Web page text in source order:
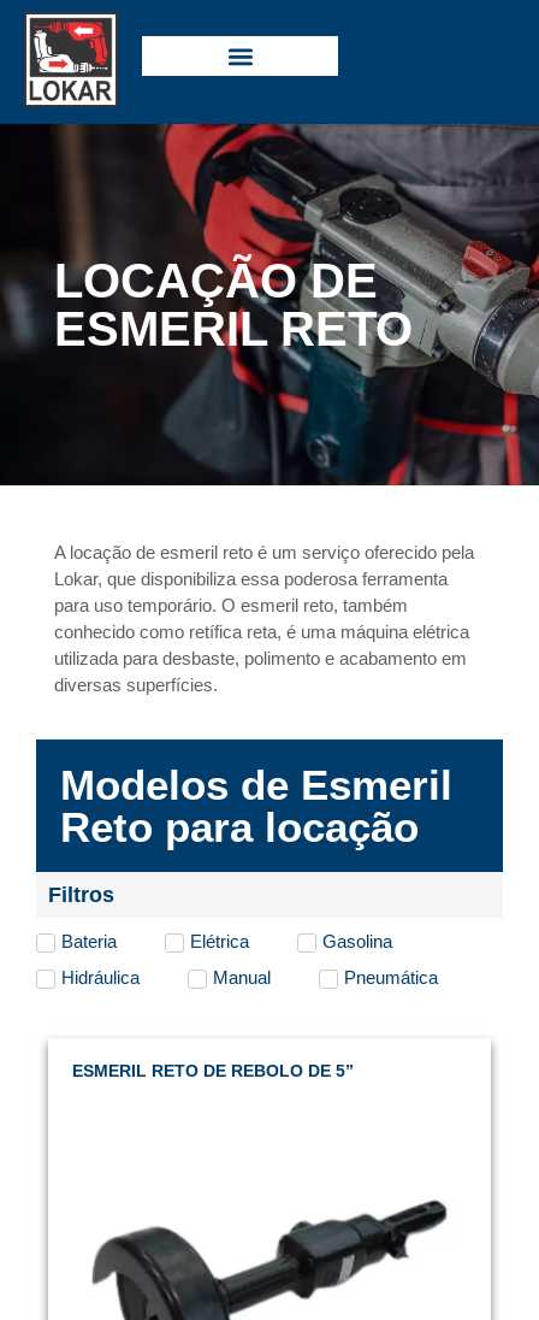
LOCAÇÃO DE
ESMERIL RETO
A locação de esmeril reto é um serviço oferecido pela
Lokar, que disponibiliza essa poderosa ferramenta
para uso temporário. O esmeril reto, também
conhecido como retífica reta, é uma máquina elétrica
utilizada para desbaste, polimento e acabamento em
diversas superfícies.
Modelos de Esmeril
Reto para locação
Filtros
Bateria Elétrica
Gasolina
Hidráulica
Manual Pneumática
ESMERIL RETO DE REBOLO DE 5”